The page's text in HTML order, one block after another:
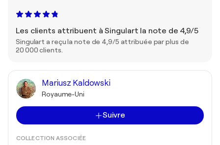
Les clients attribuent à Singulart la note de 4,9/5
Singulart a reçu la note de 4,9/5 attribuée par plus de
20 000 clients.
Mariusz Kaldowski
Royaume-Uni
Suivre
COLLECTION ASSOCIÉE